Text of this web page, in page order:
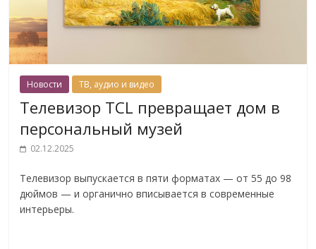
Новости ТВ, аудио и видео
Телевизор TCL превращает дом в
персональный музей
02.12.2025
Телевизор выпускается в пяти форматах — от 55 до 98
дюймов — и органично вписывается в современные
интерьеры.